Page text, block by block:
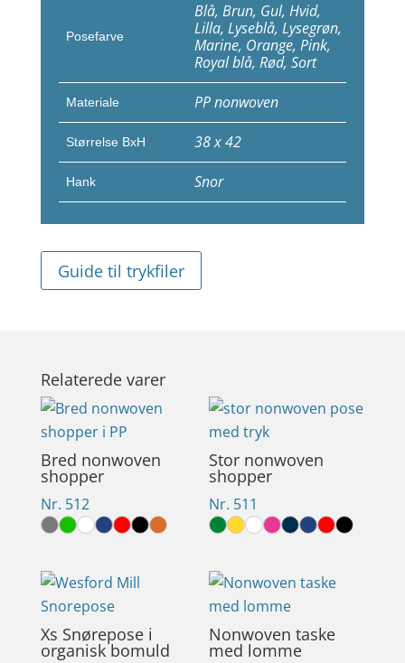
Posefarve
Blå, Brun, Gul, Hvid,
Lilla, Lyseblå, Lysegrøn,
Marine, Orange, Pink,
Royal blå, Rød, Sort
Materiale PP nonwoven
Størrelse BxH 38 x 42
Hank Snor
Guide til trykfiler
Relaterede varer
Bred nonwoven
shopper
Nr. 512
Stor nonwoven
shopper
Nr. 511
Xs Snørepose i
organisk bomuld
Nonwoven taske
med lomme